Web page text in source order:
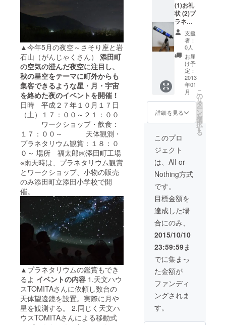
▲今年5月の夜空～さそり座と岩
石山（がんじゃくさん） 添田町
の空気の澄んだ夜空に注目し、
秋の星空をテーマに町外からも
集客できるような星・月・宇宙
を絡めた夜のイベントを開催！
日時 平成２７年１０月１７日
（土）１７：００～２１：００
ワークショップ・飲食：
１７：００～ 天体観測・
プラネタリウム観賞：１８：０
０～ 場所 福太郎㈱添田町工場
※雨天時は、プラネタリウム観賞
とワークショップ、小物の販売
のみ添田町立添田小学校で開
催。
▲プラネタリウムの鑑賞もでき
るよ イベントの内容 1.天文ハウ
スTOMITAさんに依頼し数台の
天体望遠鏡を設置。実際に月や
星を観測する。 2.同じく天文ハ
ウスTOMITAさんによる移動式
絵」無
料参加
券 (5)添
田町物
産品
「星
フェス
オリジ
ナル詰
め合わ
せ」
（英彦
山羊
羹・英
く・め
い） ※
遠方の
当日参
には、
ワーク
ショッ
プ参加
券を作
てお送
りさせ
ていた
だきま
す。
(1)お礼
状 (2)プ
ラネタ
リウム
観賞チ
ケット1
枚 (3)
ワーク
ショッ
プ「星
降る
ドーム
を作ろ
う」無
料参加
ワーク
ショッ
プ「星
空似顔
絵」無
料参加
ショッ
プ「MY
天体望
遠鏡を
作ろ
う」無
料参加
券 (6)添
田町物
産品
「星
フェス
オリジ
せ」
支援
者：
0人
お届
け予
定：
2013
年01
月
詳細を見る
こ
の
リ
タ
ー
ン
を
選
択
す
る
このプロ
ジェクト
は、All-or-
Nothing方式
です。
目標金額を
達成した場
合にのみ、
2015/10/10
23:59:59ま
でに集まっ
た金額が
ファンディ
ングされま
す。